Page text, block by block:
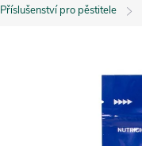
Příslušenství pro pěstitele